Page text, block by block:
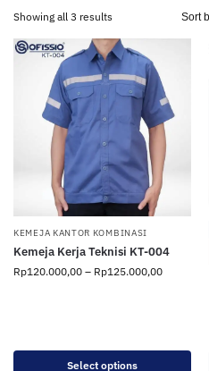
Showing all 3 results
KEMEJA KANTOR KOMBINASI
Kemeja Kerja Teknisi KT-004
Rp120.000,00 – Rp125.000,00
Select options